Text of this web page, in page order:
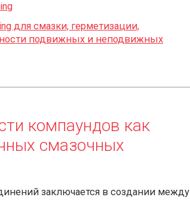
для смазки, герметизации,
подвижных и неподвижных
компаундов как
смазочных
заключается в создании между